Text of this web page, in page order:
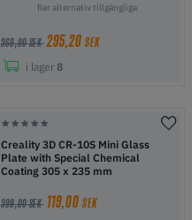
fler alternativ tillgängliga
369,00 SEK 295,20SEK
i lager 8
Creality 3D CR-10S Mini Glass
Plate with Special Chemical
Coating 305 x 235 mm
399,00 SEK 119,00SEK